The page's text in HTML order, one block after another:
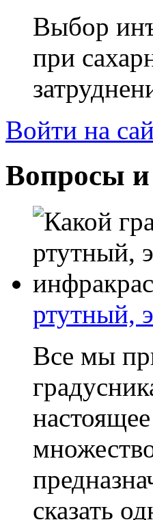
Выбор
при
Войти на
Вопросы
ртутный,
Все мы
сказать